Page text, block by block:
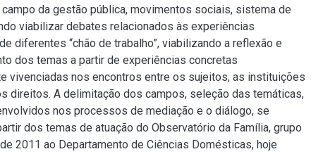
da gestão pública, movimentos sociais, sistema de
viabilizar debates relacionados às experiências
diferentes “chão de trabalho”, viabilizando a reflexão e
dos temas a partir de experiências concretas
vivenciadas nos encontros entre os sujeitos, as instituições
direitos. A delimitação dos campos, seleção das temáticas,
nos processos de mediação e o diálogo, se
dos temas de atuação do Observatório da Família, grupo
2011 ao Departamento de Ciências Domésticas, hoje